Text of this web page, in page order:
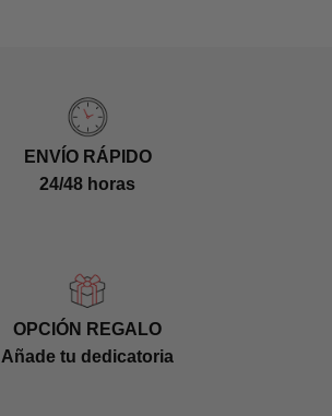
ENVÍO RÁPIDO
24/48 horas
OPCIÓN REGALO
Añade tu dedicatoria